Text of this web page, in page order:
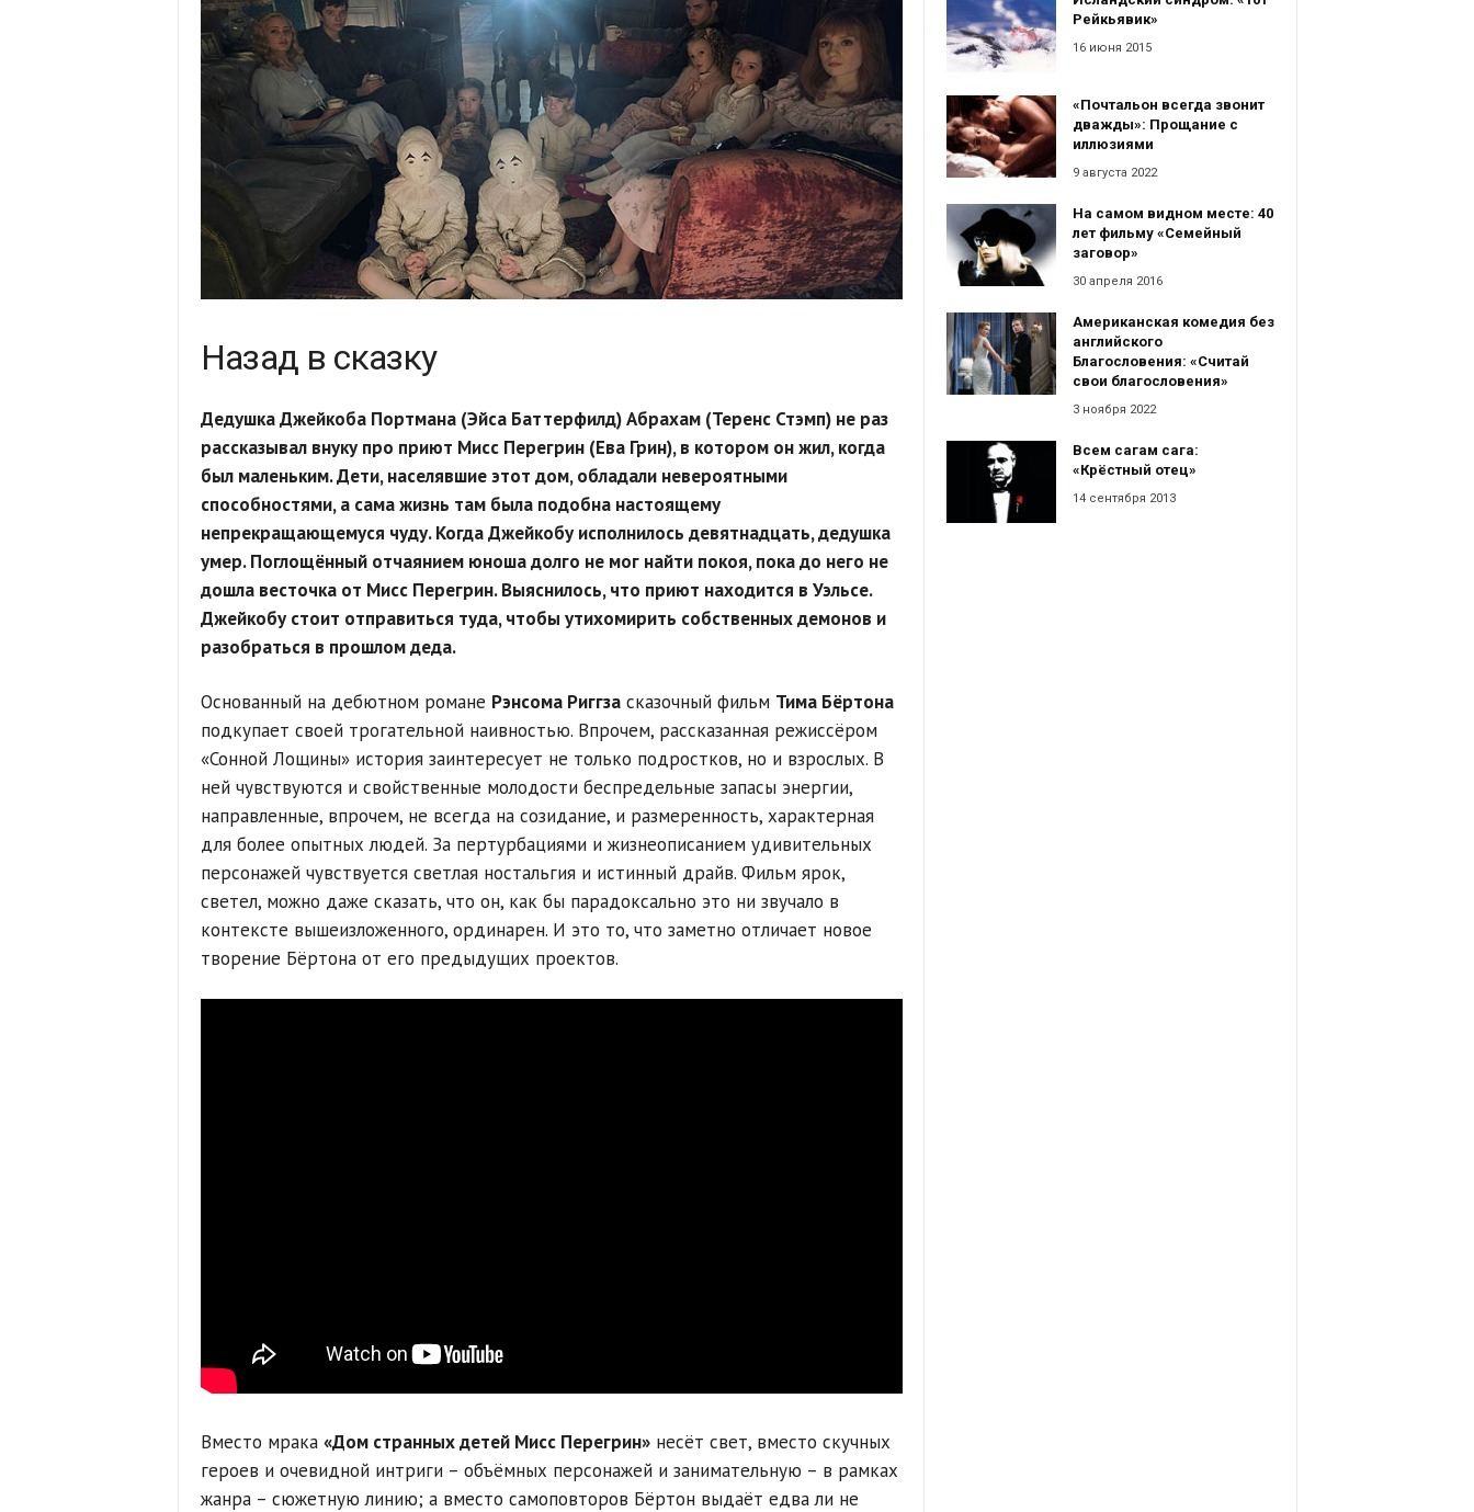
Назад в сказку
Дедушка Джейкоба Портмана (Эйса Баттерфилд) Абрахам (Теренс Стэмп) не раз
рассказывал внуку про приют Мисс Перегрин (Ева Грин), в котором он жил, когда
был маленьким. Дети, населявшие этот дом, обладали невероятными
способностями, а сама жизнь там была подобна настоящему
непрекращающемуся чуду. Когда Джейкобу исполнилось девятнадцать, дедушка
умер. Поглощённый отчаянием юноша долго не мог найти покоя, пока до него не
дошла весточка от Мисс Перегрин. Выяснилось, что приют находится в Уэльсе.
Джейкобу стоит отправиться туда, чтобы утихомирить собственных демонов и
разобраться в прошлом деда.
Основанный на дебютном романе Рэнсома Риггзасказочный фильм Тима Бёртона
подкупает своей трогательной наивностью. Впрочем, рассказанная режиссёром
«Сонной Лощины» история заинтересует не только подростков, но и взрослых. В
ней чувствуются и свойственные молодости беспредельные запасы энергии,
направленные, впрочем, не всегда на созидание, и размеренность, характерная
для более опытных людей. За пертурбациями и жизнеописанием удивительных
персонажей чувствуется светлая ностальгия и истинный драйв. Фильм ярок,
светел, можно даже сказать, что он, как бы парадоксально это ни звучало в
контексте вышеизложенного, ординарен. И это то, что заметно отличает новое
творение Бёртона от его предыдущих проектов.
Вместо мрака «Дом странных детей Мисс Перегрин»несёт свет, вместо скучных
героев и очевидной интриги – объёмных персонажей и занимательную – в рамках
жанра – сюжетную линию; а вместо самоповторов Бёртон выдаёт едва ли не
Рейкьявик»
16 июня 2015
«Почтальон всегда звонит
дважды»: Прощание с
иллюзиями
9 августа 2022
На самом видном месте: 40
лет фильму «Семейный
заговор»
30 апреля 2016
Американская комедия без
английского
Благословения: «Считай
свои благословения»
3 ноября 2022
Всем сагам сага:
«Крёстный отец»
14 сентября 2013